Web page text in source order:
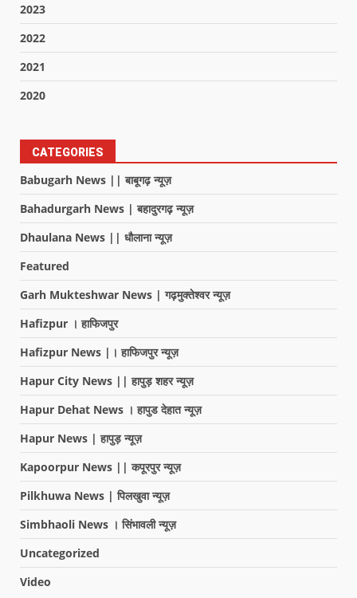
2023
2022
2021
2020
CATEGORIES
Babugarh News || बाबूगढ़ न्यूज़
Bahadurgarh News | बहादुरगढ़ न्यूज़
Dhaulana News || धौलाना न्यूज़
Featured
Garh Mukteshwar News | गढ़मुक्तेश्वर न्यूज़
Hafizpur । हाफिजपुर
Hafizpur News |। हाफिजपुर न्यूज़
Hapur City News || हापुड़ शहर न्यूज़
Hapur Dehat News । हापुड देहात न्यूज़
Hapur News | हापुड़ न्यूज़
Kapoorpur News || कपूरपुर न्यूज़
Pilkhuwa News | पिलखुवा न्यूज़
Simbhaoli News । सिंभावली न्यूज़
Uncategorized
Video